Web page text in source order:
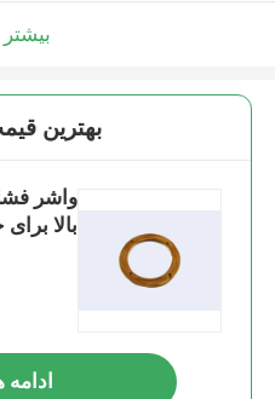
بیشتر
بهترين
واشر
بالا
ادامه